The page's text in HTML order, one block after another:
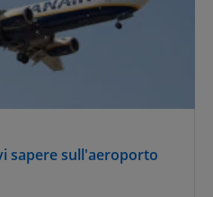
sapere sull'aeroporto